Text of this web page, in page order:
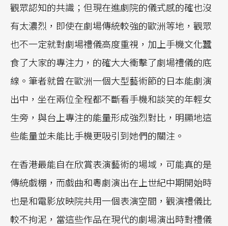
觀眾認知的共識；但現在進劇院的儀式感的確也沒
有太濃烈，即使在劇場傳統較強的歐洲等地，觀眾
也不一定就對劇場禮儀高度重視，加上手機文化蠶
食了大家的專注力，的確大大衝擊了劇場禮儀的底
線。筆者就曾在歐洲一個大型藝術節的日本能劇演
出中，坐在兩位全程都不斷看手機和談笑的年輕女
生旁，與台上專注的能量形成強烈對比，明顯地這
些能量並未能比手機更吸引到她們的關注。
在香港最能自在欣賞表演藝術的場域，可能真的是
傳統戲棚，而戲曲和粵劇演出在上世紀中期開始時
也是和電影放映院共用一個表演空間，觀演禮儀比
較不拘泥，當這些作品在現代的劇場演出時對禮儀